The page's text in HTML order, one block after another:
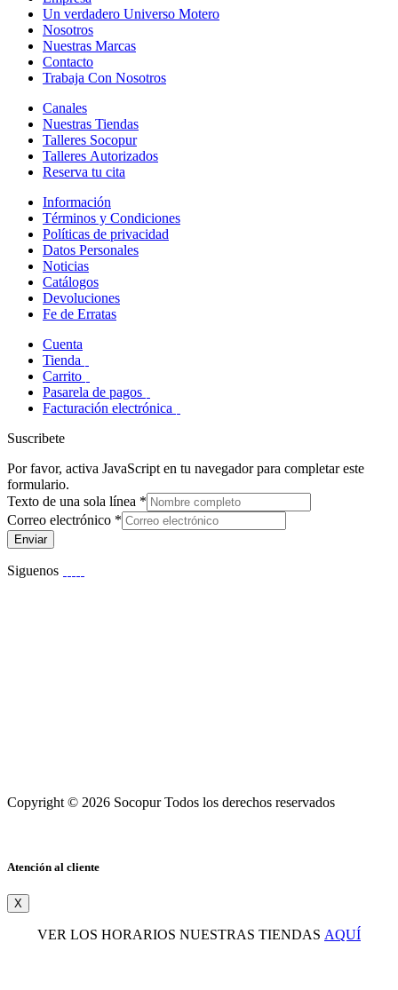
Un verdadero Universo Motero
Nosotros
Nuestras Marcas
Contacto
Trabaja Con Nosotros
Canales
Nuestras Tiendas
Talleres Socopur
Talleres Autorizados
Reserva tu cita
Información
Términos y Condiciones
Políticas de privacidad
Datos Personales
Noticias
Catálogos
Devoluciones
Fe de Erratas
Cuenta
Tienda
Carrito
Pasarela de pagos
Facturación electrónica
Suscribete
Por favor, activa JavaScript en tu navegador para completar este
formulario.
Texto de una sola línea *
Correo electrónico *
Enviar
Siguenos
Copyright © 2026 Socopur Todos los derechos reservados
Atención al cliente
X
VER LOS HORARIOS NUESTRAS TIENDAS AQUÍ